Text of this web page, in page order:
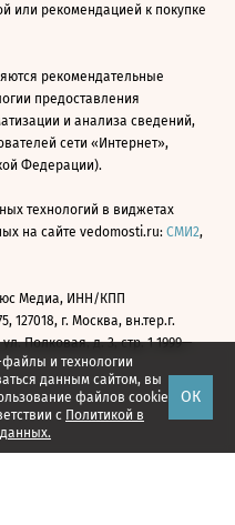
и технологии
данным сайтом, вы
файлов cookie
с Политикой в
ОК
или рекомендацией к покупке
рекомендательные
предоставления
и анализа сведений,
сети «Интернет»,
Федерации).
технологий в виджетах
на сайте vedomosti.ru: СМИ2,
Медиа, ИНН/КПП
127018, г. Москва, вн.тер.г.
Полковая, д. 3, стр. 1 1999—